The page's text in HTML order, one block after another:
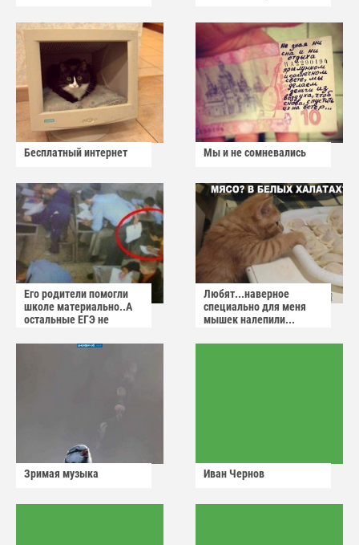
Бесплатный интернет Мы и не сомневались
Его родители помогли
школе материально..А
остальные ЕГЭ не
Любят...наверное
специально для меня
мышек налепили...
Зримая музыка Иван Чернов